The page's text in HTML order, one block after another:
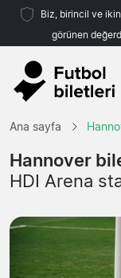
Biz, birincil ve
görünen
Ana sayfa
Hannover
HDI Arena